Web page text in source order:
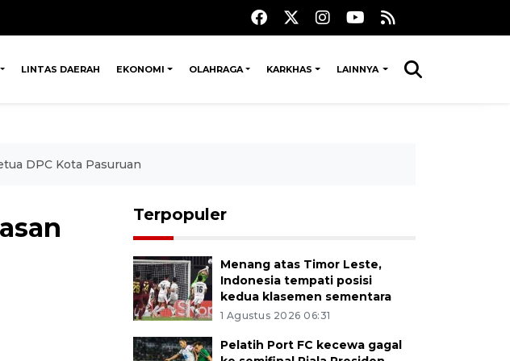
LINTAS DAERAH EKONOMI OLAHRAGA KARKHAS LAINNYA
DPC Kota Pasuruan
Terpopuler
Menang atas Timor Leste,
Indonesia tempati posisi
kedua klasemen sementara
1 Agustus 2026 06:31
Pelatih Port FC kecewa gagal